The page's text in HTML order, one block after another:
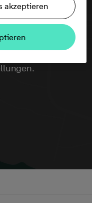
zu können,
akzeptieren